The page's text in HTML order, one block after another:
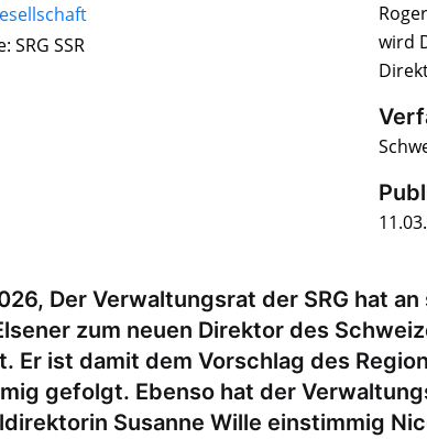
SRG SSR
wird
Der Verwaltungsrat der SRG hat
zum neuen Direktor des
Er ist damit dem Vorschlag des
gefolgt. Ebenso hat der
Susanne Wille einstimmig